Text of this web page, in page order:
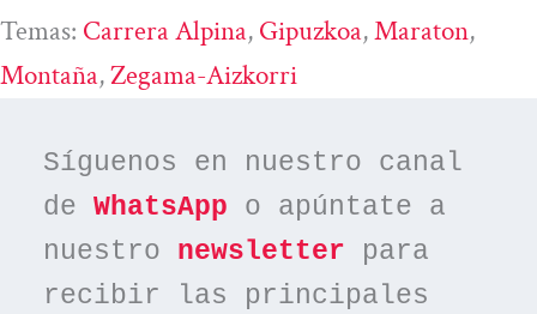
Temas: Carrera Alpina, Gipuzkoa, Maraton
Montaña, Zegama-Aizkorri
Síguenos en nuestro canal
de WhatsApp o apúntate a
nuestro newsletter para
recibir las principales